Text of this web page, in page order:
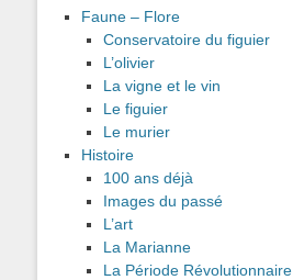
Faune – Flore
Conservatoire du figuier
L’olivier
La vigne et le vin
Le figuier
Le murier
Histoire
100 ans déjà
Images du passé
L’art
La Marianne
La Période Révolutionnaire